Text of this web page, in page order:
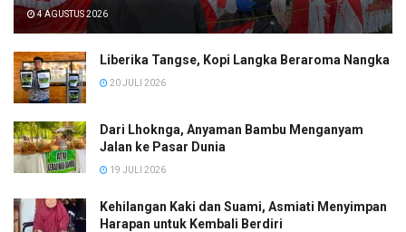
4 AGUSTUS 2026
Liberika Tangse, Kopi Langka Beraroma Nangka
20 JULI 2026
Dari Lhoknga, Anyaman Bambu Menganyam
Jalan ke Pasar Dunia
19 JULI 2026
Kehilangan Kaki dan Suami, Asmiati Menyimpan
Harapan untuk Kembali Berdiri